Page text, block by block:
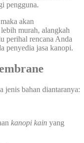
pengguna.
akan
murah, alangkah
perihal rencana Anda
penyedia jasa kanopi.
jenis bahan diantaranya:
kanopi kain yang